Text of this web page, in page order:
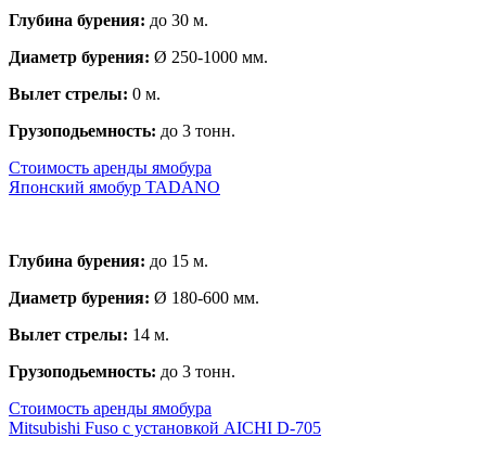
Глубина бурения: до 30 м.
Диаметр бурения: Ø 250-1000 мм.
Вылет стрелы: 0 м.
Грузоподьемность: до 3 тонн.
Стоимость аренды ямобура
Японский ямобур TADANO
Глубина бурения: до 15 м.
Диаметр бурения: Ø 180-600 мм.
Вылет стрелы: 14 м.
Грузоподьемность: до 3 тонн.
Стоимость аренды ямобура
Mitsubishi Fuso с установкой AICHI D-705